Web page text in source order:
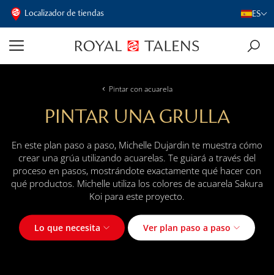
Localizador de tiendas ES
Pintar con acuarela
PINTAR UNA GRULLA
En este plan paso a paso, Michelle Dujardin te muestra cómo
crear una grúa utilizando acuarelas. Te guiará a través del
proceso en pasos, mostrándote exactamente qué hacer con
qué productos. Michelle utiliza los colores de acuarela Sakura
Koi para este proyecto.
Lo que necesita Ver plan paso a paso